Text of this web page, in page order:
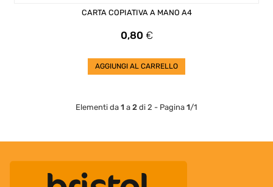
CARTA COPIATIVA A MANO A4
Prezzo
0,80 €
AGGIUNGI AL CARRELLO
Elementi da 1 a 2 di 2 - Pagina 1/1